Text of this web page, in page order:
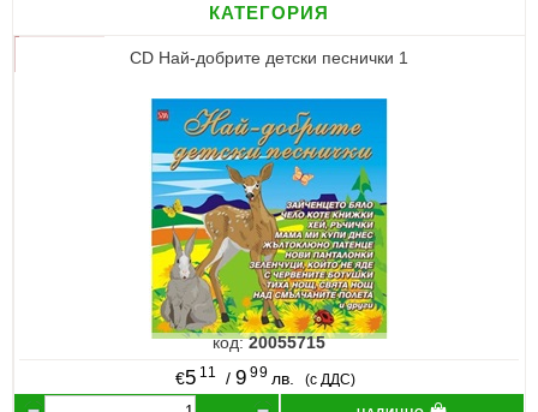
категория
CD Най-добрите детски песнички 1
код:20055715
€5 11 / 9 99 лв. (с ДДС)